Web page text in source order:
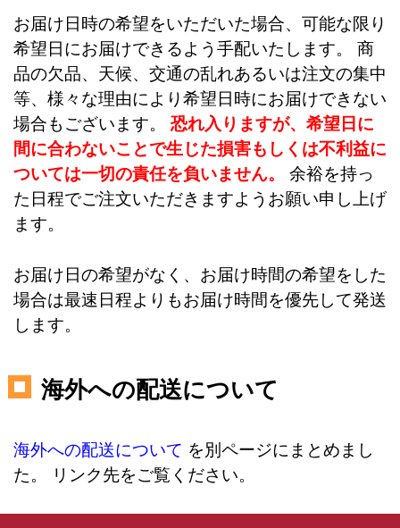
お届け日時の希望をいただいた場合、可能な限り
希望日にお届けできるよう手配いたします。 商
品の欠品、天候、交通の乱れあるいは注文の集中
等、様々な理由により希望日時にお届けできない
場合もございます。 恐れ入りますが、希望日に
間に合わないことで生じた損害もしくは不利益に
ついては一切の責任を負いません。 余裕を持っ
た日程でご注文いただきますようお願い申し上げ
ます。
お届け日の希望がなく、お届け時間の希望をした
場合は最速日程よりもお届け時間を優先して発送
します。
海外への配送について
海外への配送について を別ページにまとめまし
た。 リンク先をご覧ください。